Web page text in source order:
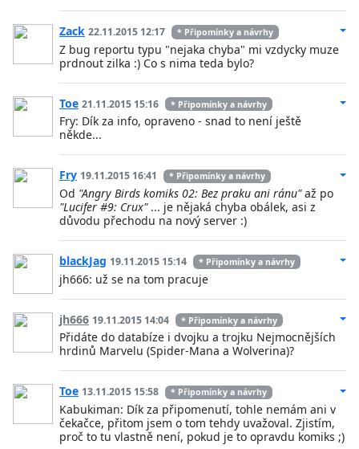
Zack 22.11.2015 12:17 * Připomínky a návrhy
Z bug reportu typu "nejaka chyba" mi vzdycky muze
prdnout zilka :) Co s nima teda bylo?
Toe 21.11.2015 15:16 * Připomínky a návrhy
Fry: Dík za info, opraveno - snad to není ještě
někde...
Fry 19.11.2015 16:41 * Připomínky a návrhy
Od "Angry Birds komiks 02: Bez praku ani ránu"až po
"Lucifer #9: Crux"... je nějaká chyba obálek, asi z
důvodu přechodu na nový server :)
blackJag 19.11.2015 15:14 * Připomínky a návrhy
jh666: už se na tom pracuje
jh666 19.11.2015 14:04 * Připomínky a návrhy
Přidáte do databíze i dvojku a trojku Nejmocnějších
hrdinů Marvelu (Spider-Mana a Wolverina)?
Toe 13.11.2015 15:58 * Připomínky a návrhy
Kabukiman: Dík za připomenutí, tohle nemám ani v
čekačce, přitom jsem o tom tehdy uvažoval. Zjistím,
proč to tu vlastně není, pokud je to opravdu komiks ;)